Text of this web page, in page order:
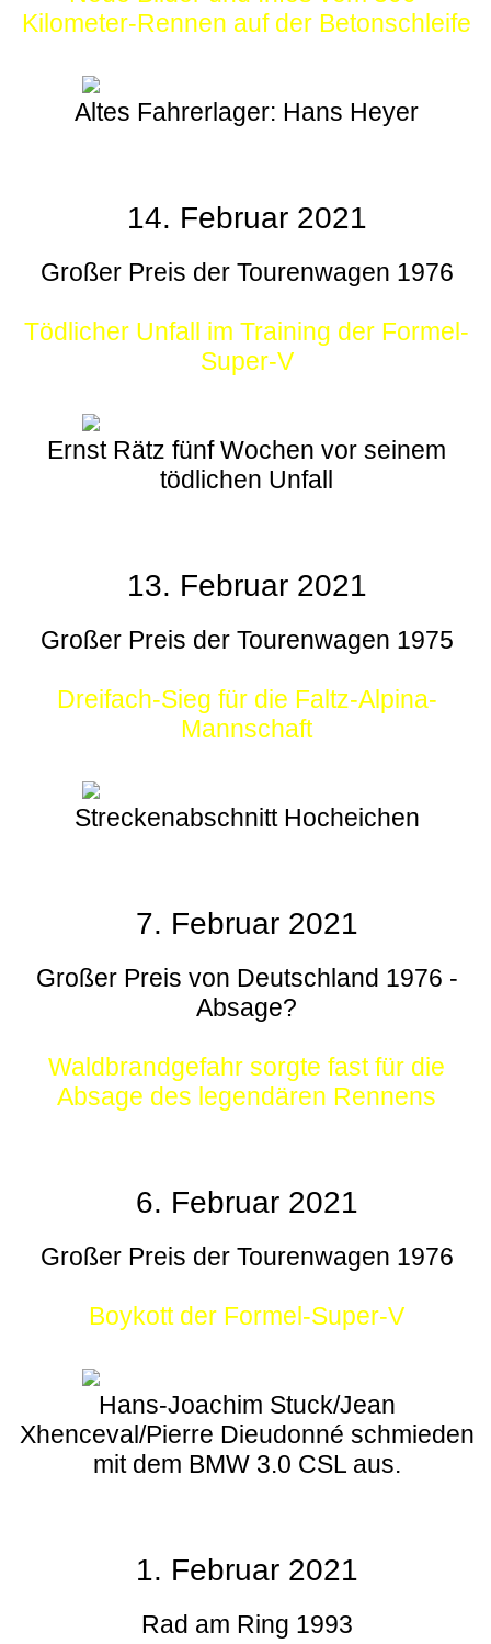
Kilometer-Rennen auf der Betonschleife
Altes Fahrerlager: Hans Heyer
14. Februar 2021
Großer Preis der Tourenwagen 1976
Tödlicher Unfall im Training der Formel-
Super-V
Ernst Rätz fünf Wochen vor seinem
tödlichen Unfall
13. Februar 2021
Großer Preis der Tourenwagen 1975
Dreifach-Sieg für die Faltz-Alpina-
Mannschaft
Streckenabschnitt Hocheichen
7. Februar 2021
Großer Preis von Deutschland 1976 -
Absage?
Waldbrandgefahr sorgte fast für die
Absage des legendären Rennens
6. Februar 2021
Großer Preis der Tourenwagen 1976
Boykott der Formel-Super-V
Hans-Joachim Stuck/Jean
Xhenceval/Pierre Dieudonné schmieden
mit dem BMW 3.0 CSL aus.
1. Februar 2021
Rad am Ring 1993